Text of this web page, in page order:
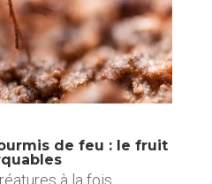
de feu : le fruit
à la fois